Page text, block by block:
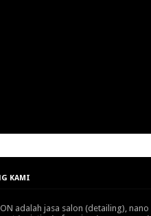
KAMI
adalah jasa salon (detailing), nano